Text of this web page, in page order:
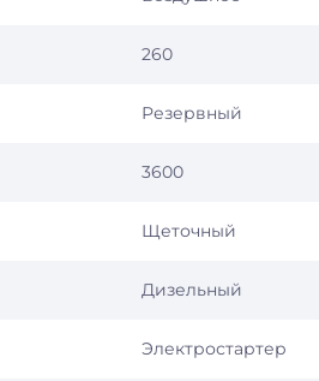
260
Резервный
3600
Щеточный
Дизельный
Электростартер